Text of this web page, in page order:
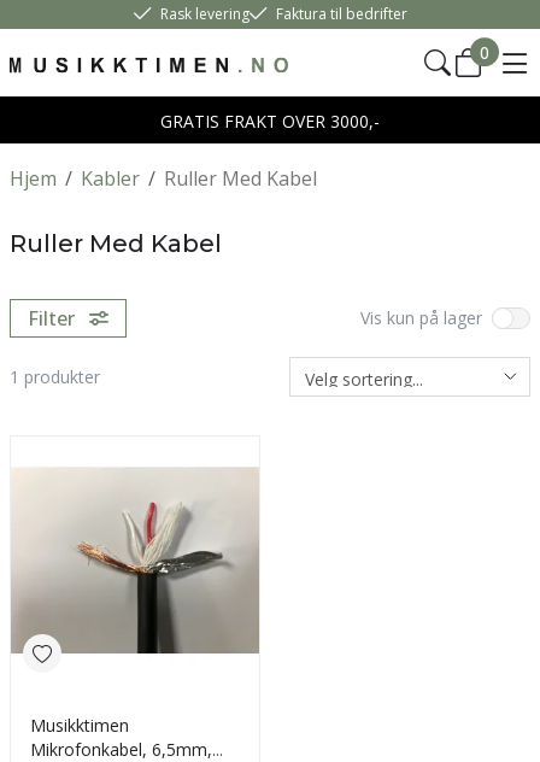
Rask levering Faktura til bedrifter
0
GRATIS FRAKT OVER 3000,-
/
Hjem /
Kabler Ruller Med Kabel
Ruller Med Kabel
Filter Vis kun på lager
1 produkter
Musikktimen
Mikrofonkabel, 6,5mm,